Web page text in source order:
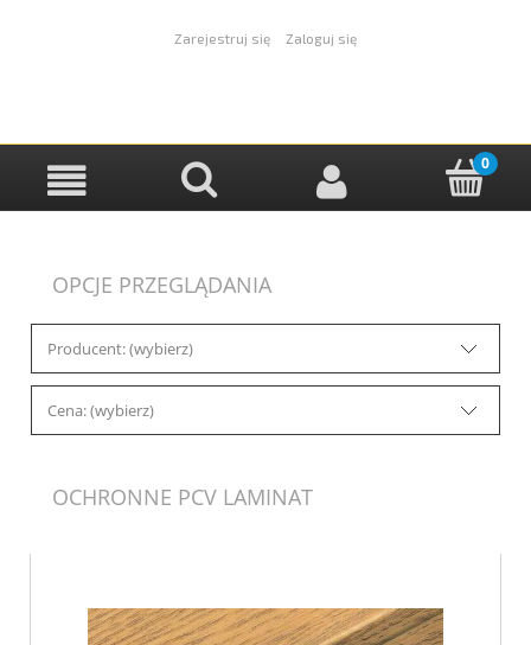
Zarejestruj się Zaloguj się
OPCJE PRZEGLĄDANIA
Producent: (wybierz)
Cena: (wybierz)
OCHRONNE PCV LAMINAT